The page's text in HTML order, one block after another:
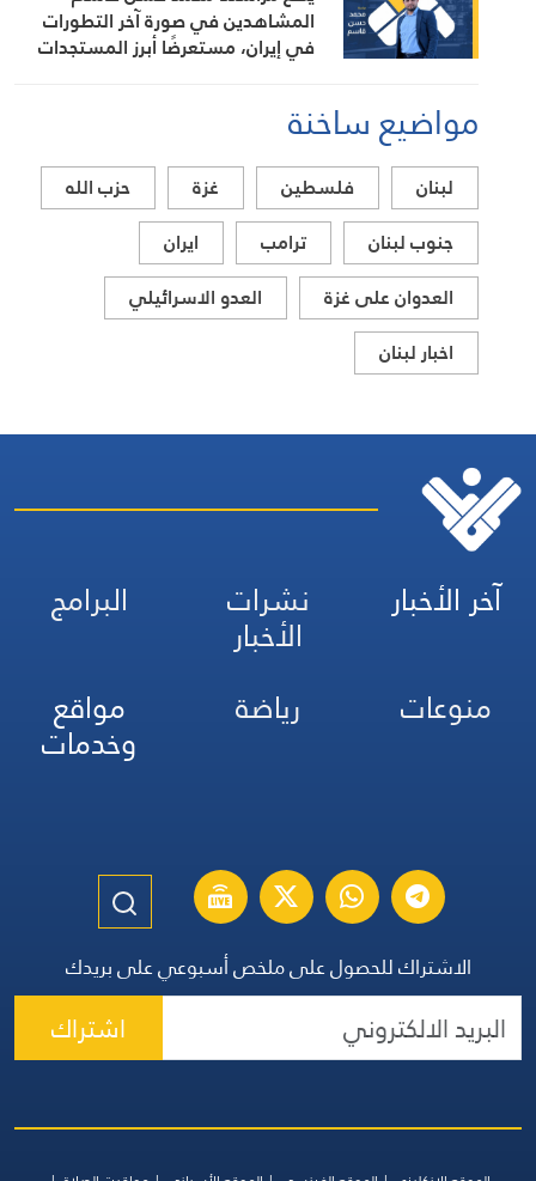
المشاهدين في صورة آخر التطورات
في إيران، مستعرضًا أبرز المستجدات
التطورات ذات الصلة بالشأنين الداخليمواضيع ساخنة
لبنان فلسطين غزة
حزب الله
جنوب لبنان
ترامب
ايران
العدوان على غزة
العدو الاسرائيلي
اخبار لبنان
آخر الأخبار نشرات
الأخبار
البرامج
منوعات
رياضة مواقع
وخدمات
الاشتراك للحصول على ملخص أسبوعي على بريدك
اشتراك